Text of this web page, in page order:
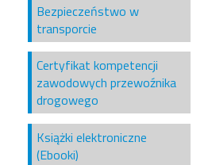
Bezpieczeństwo w
transporcie
Certyfikat kompetencji
zawodowych przewoźnika
drogowego
Książki elektroniczne
(Ebooki)